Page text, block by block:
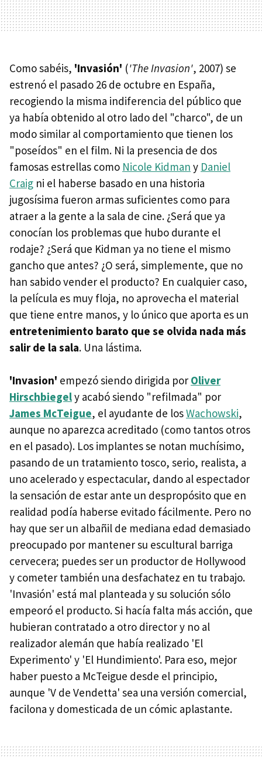
Como sabéis, 'Invasión' ('The Invasion', 2007) se
estrenó el pasado 26 de octubre en España,
recogiendo la misma indiferencia del público que
ya había obtenido al otro lado del "charco", de un
modo similar al comportamiento que tienen los
"poseídos" en el film. Ni la presencia de dos
famosas estrellas como Nicole Kidman y Daniel
Craig ni el haberse basado en una historia
jugosísima fueron armas suficientes como para
atraer a la gente a la sala de cine. ¿Será que ya
conocían los problemas que hubo durante el
rodaje? ¿Será que Kidman ya no tiene el mismo
gancho que antes? ¿O será, simplemente, que no
han sabido vender el producto? En cualquier caso,
la película es muy floja, no aprovecha el material
que tiene entre manos, y lo único que aporta es un
entretenimiento barato que se olvida nada más
salir de la sala. Una lástima.
'Invasion' empezó siendo dirigida por Oliver
Hirschbiegely acabó siendo "refilmada" por
James McTeigue, el ayudante de losWachowski,
aunque no aparezca acreditado (como tantos otros
en el pasado). Los implantes se notan muchísimo,
pasando de un tratamiento tosco, serio, realista, a
uno acelerado y espectacular, dando al espectador
la sensación de estar ante un despropósito que en
realidad podía haberse evitado fácilmente. Pero no
hay que ser un albañil de mediana edad demasiado
preocupado por mantener su escultural barriga
cervecera; puedes ser un productor de Hollywood
y cometer también una desfachatez en tu trabajo.
'Invasión' está mal planteada y su solución sólo
empeoró el producto. Si hacía falta más acción, que
hubieran contratado a otro director y no al
realizador alemán que había realizado 'El
Experimento' y 'El Hundimiento'. Para eso, mejor
haber puesto a McTeigue desde el principio,
aunque 'V de Vendetta' sea una versión comercial,
facilona y domesticada de un cómic aplastante.